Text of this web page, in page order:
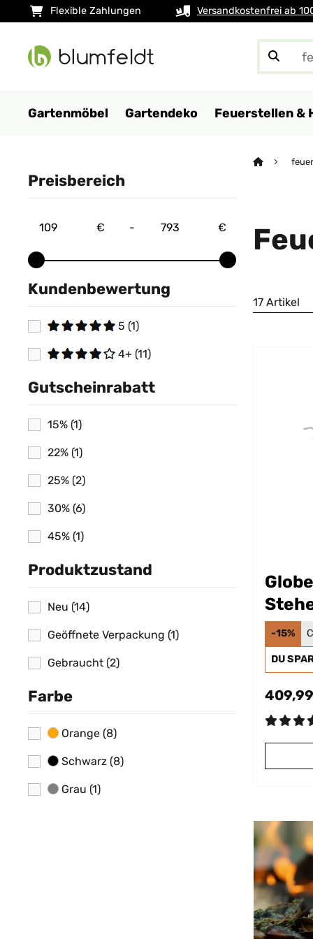
Flexible Zahlungen Versandkostenfrei ab
Gartenmöbel Gartendeko Feuerstellen &
Preisbereich
€ - €
Kundenbewertung
5 (1)
4+ (11)
Gutscheinrabatt
15% (1)
22% (1)
25% (2)
30% (6)
45% (1)
Produktzustand
Neu (14)
Geöffnete Verpackung (1)
Gebraucht (2)
Farbe
Orange (8)
Schwarz (8)
Grau (1)
17 Artikel
Rost
-15%
DU